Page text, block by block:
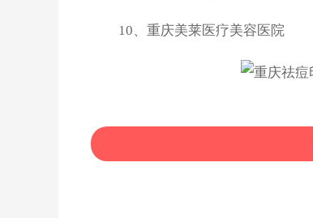
10、重庆美莱医疗美容医院